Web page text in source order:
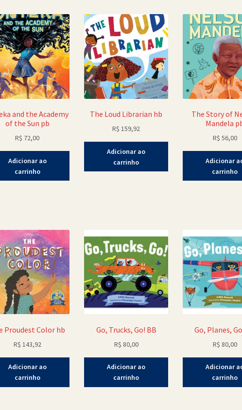
and the Academy
of the Sun pb
R$ 72,00
Adicionar ao
carrinho
The Loud Librarian hb
R$ 159,92
Adicionar ao
carrinho
The Story of
Mandela
R$ 56,00
Adicionar
carrinho
Proudest Color hb
R$ 143,92
Adicionar ao
carrinho
Go, Trucks, Go! BB
R$ 80,00
Adicionar ao
carrinho
Go, Planes,
R$ 80,00
Adicionar
carrinho